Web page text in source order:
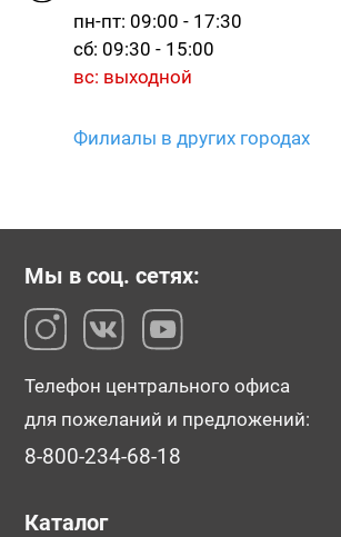
пн-пт: 09:00 - 17:30
сб: 09:30 - 15:00
вс: выходной
Филиалы в других городах
Мы в соц. сетях:
Телефон центрального офиса
для пожеланий и предложений:
8-800-234-68-18
Каталог